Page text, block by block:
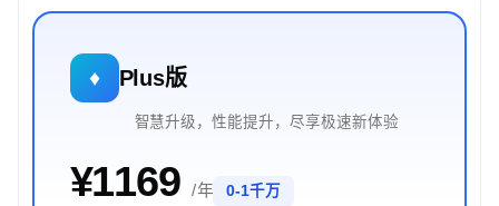
♦ Plus版
智慧升级，性能提升，尽享极速新体验
¥1169 / 年 0-1千万